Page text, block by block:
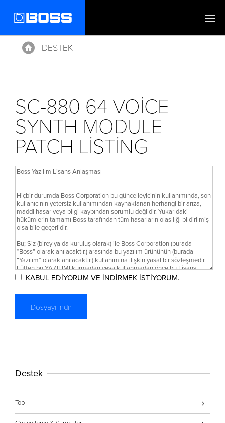
Home
DESTEK
SC-880 64 VOICE
SYNTH MODULE
PATCH LISTING
KABUL EDİYORUM VE İNDİRMEK İSTİYORUM.
Destek
Top